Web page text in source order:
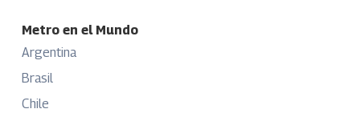
Metro en el Mundo
Argentina
Brasil
Chile